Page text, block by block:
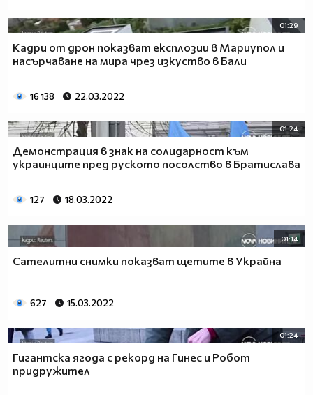
01:29
Кадри от дрон показват експлозии в Мариупол и
насърчаване на мира чрез изкуство в Бали
16 138 22.03.2022
01:24
Демонстрация в знак на солидарност към
украинците пред руското посолство в Братислава
127 18.03.2022
01:14
Сателитни снимки показват щетите в Украйна
627 15.03.2022
01:24
Гигантска ягода с рекорд на Гинес и Робот
придружител